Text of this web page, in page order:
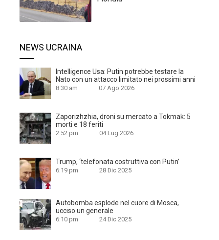
NEWS UCRAINA
Intelligence Usa: Putin potrebbe testare la
Nato con un attacco limitato nei prossimi anni
8:30 am 07 Ago 2026
Zaporizhzhia, droni su mercato a Tokmak: 5
morti e 18 feriti
2:52 pm 04 Lug 2026
Trump, ‘telefonata costruttiva con Putin’
6:19 pm 28 Dic 2025
Autobomba esplode nel cuore di Mosca,
ucciso un generale
6:10 pm 24 Dic 2025